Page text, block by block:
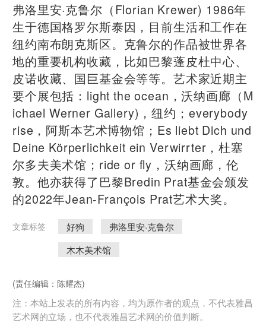
弗洛里安·克鲁尔（Florian Krewer) 1986年
生于德国格罗尔斯泰因，目前生活和工作在
纽约南布朗克斯区。克鲁尔的作品被世界各
地的重要机构收藏，比如巴黎蓬皮杜中心、
皮诺收藏、国巨基金会等等。艺术家近期主
要个展包括：light the ocean，沃纳画廊（M
ichael Werner Gallery)，纽约；everybody
rise，阿斯本艺术博物馆；Es liebt Dich und
Deine Körperlichkeit ein Verwirrter，杜塞
尔多夫美术馆；ride or fly，沃纳画廊，伦
敦。他亦获得了巴黎Bredin Prat基金会颁发
的2022年Jean-François Prat艺术大奖。
文章标签 好狗
弗洛里安·克鲁尔
木木美术馆
(责任编辑：陈耀杰)
注：本站上发表的所有内容，均为原作者的观点，不代表雅昌
艺术网的立场，也不代表雅昌艺术网的价值判断。